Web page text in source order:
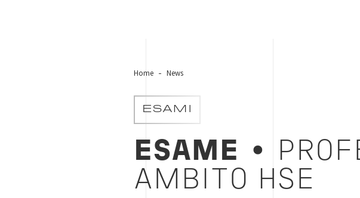
Home News
ESAMI
ESAME •
AMBITO HSE